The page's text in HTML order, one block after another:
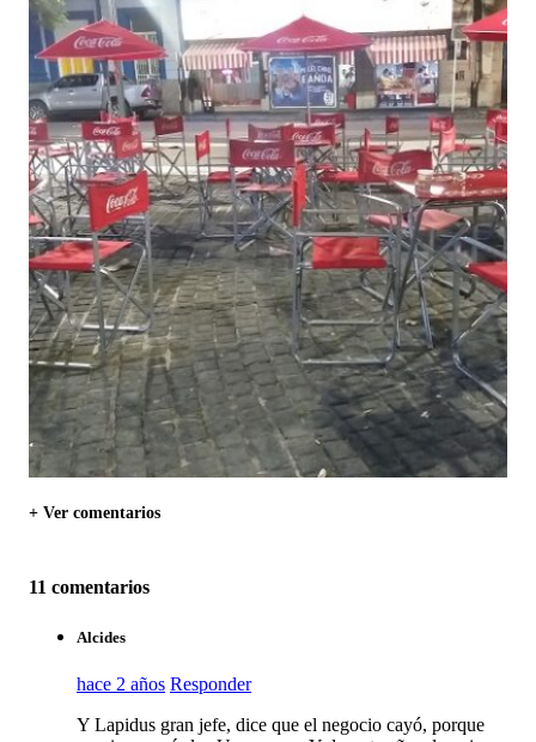
+ Ver comentarios
11 comentarios
Alcides
hace 2 años Responder
Y Lapidus gran jefe, dice que el negocio cayó, porque